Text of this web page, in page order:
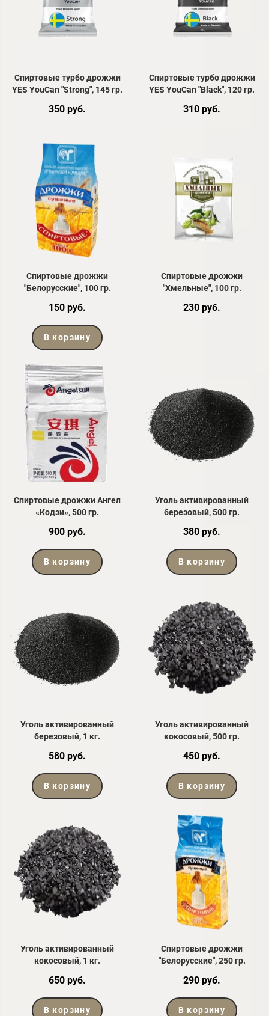
Спиртовые турбо дрожжи
YES YouCan "Strong", 145 гр.
350 руб.
Спиртовые турбо дрожжи
YES YouCan "Black", 120 гр.
310 руб.
Спиртовые дрожжи
"Белорусские", 100 гр.
150 руб.
В корзину
Спиртовые дрожжи
"Хмельные", 100 гр.
230 руб.
Спиртовые дрожжи Ангел
«Кодзи», 500 гр.
900 руб.
В корзину
Уголь активированный
березовый, 500 гр.
380 руб.
В корзину
Уголь активированный
березовый, 1 кг.
580 руб.
В корзину
Уголь активированный
кокосовый, 500 гр.
450 руб.
В корзину
Уголь активированный
кокосовый, 1 кг.
650 руб.
В корзину
Спиртовые дрожжи
"Белорусские", 250 гр.
290 руб.
В корзину